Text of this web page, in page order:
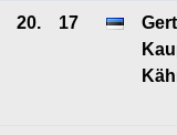
20. 17